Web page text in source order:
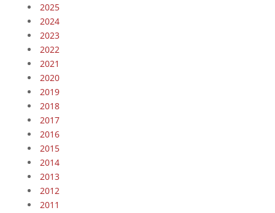
2025
2024
2023
2022
2021
2020
2019
2018
2017
2016
2015
2014
2013
2012
2011